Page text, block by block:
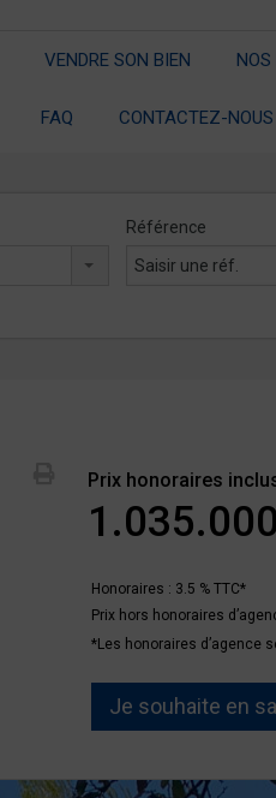
VENDRE SON BIEN NOS
FAQ CONTACTEZ-NOUS
Référence
Prix honoraires
Honoraires : 3.5 % TTC*
Prix hors honoraires
*Les honoraires d’agence
Je souhaite en